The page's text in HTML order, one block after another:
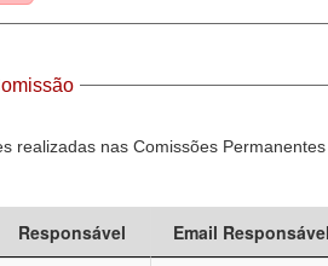
realizadas nas Comissões
Responsável
Email